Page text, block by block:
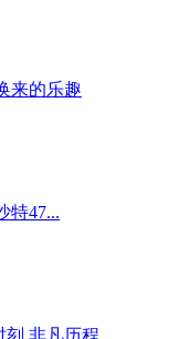
来的乐趣
特47...
刻 非凡历程